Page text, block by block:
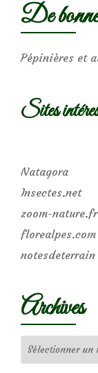
De
Pépinières et
Sites
Natagora
Insectes.net
zoom-nature.fr
florealpes.com
notesdeterrain
Archives